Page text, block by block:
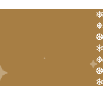
❅
❅
❆
❄
❅
❆
❄